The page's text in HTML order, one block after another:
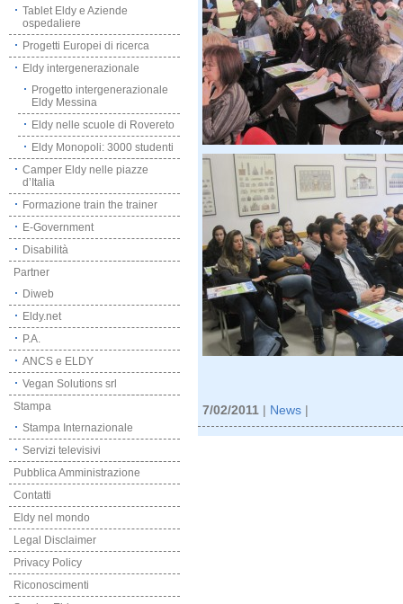
Tablet Eldy e Aziende
ospedaliere
Progetti Europei di ricerca
Eldy intergenerazionale
Progetto intergenerazionale
Eldy Messina
Eldy nelle scuole di Rovereto
Eldy Monopoli: 3000 studenti
Camper Eldy nelle piazze
d’Italia
Formazione train the trainer
E-Government
Disabilità
Partner
Diweb
Eldy.net
P.A.
ANCS e ELDY
Vegan Solutions srl
Stampa
Stampa Internazionale
Servizi televisivi
Pubblica Amministrazione
Contatti
Eldy nel mondo
Legal Disclaimer
Privacy Policy
Riconoscimenti
7/02/2011 News